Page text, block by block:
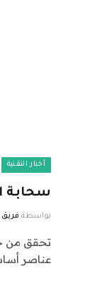
أخبار التقنية
سحابة
بواسطة فريق
تحقق من
عناصر